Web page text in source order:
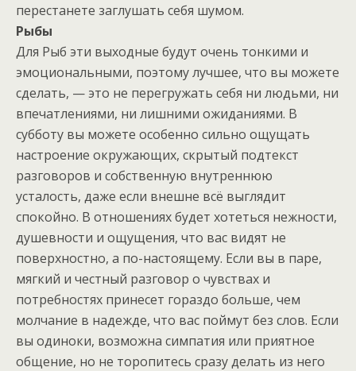
перестанете заглушать себя шумом.
Рыбы
Для Рыб эти выходные будут очень тонкими и
эмоциональными, поэтому лучшее, что вы можете
сделать, — это не перегружать себя ни людьми, ни
впечатлениями, ни лишними ожиданиями. В
субботу вы можете особенно сильно ощущать
настроение окружающих, скрытый подтекст
разговоров и собственную внутреннюю
усталость, даже если внешне всё выглядит
спокойно. В отношениях будет хотеться нежности,
душевности и ощущения, что вас видят не
поверхностно, а по-настоящему. Если вы в паре,
мягкий и честный разговор о чувствах и
потребностях принесет гораздо больше, чем
молчание в надежде, что вас поймут без слов. Если
вы одиноки, возможна симпатия или приятное
общение, но не торопитесь сразу делать из него